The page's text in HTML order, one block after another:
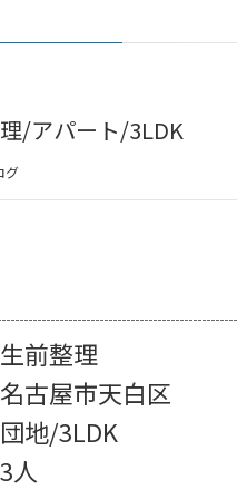
/アパート/3LDK
グ
整理
天白区
/3LDK